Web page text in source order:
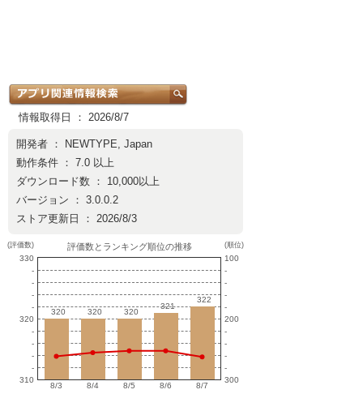
情報取得日 ： 2026/8/7
開発者 ：
NEWTYPE, Japan
動作条件 ： 7.0 以上
ダウンロード数 ： 10,000以上
バージョン ： 3.0.0.2
ストア更新日 ： 2026/8/3
(評価数)
330
-
-
-
-
320
-
-
-
-
310
評価数とランキング順位の推移
320
320 320
320 320
320
321
321
322
322
8/3 8/4 8/5 8/6 8/7
(順位)
100
-
-
-
-
200
-
-
-
-
300